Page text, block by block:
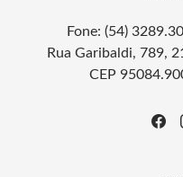
Fone: (54)
Rua Garibaldi, 789,
CEP